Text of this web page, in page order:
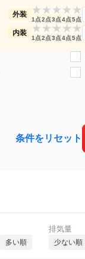
外装 ★
1点
★
2点
★
3点
★
4点
★
5点
内装 ★
1点
★
2点
★
3点
★
4点
★
5点
条件をリセット
多い順
排気量
少ない順